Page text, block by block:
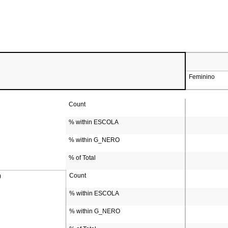
Feminino
Count
% within ESCOLA
% within G_NERO
% of Total
Count
% within ESCOLA
% within G_NERO